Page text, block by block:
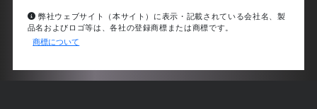
弊社ウェブサイト（本サイト）に表示・記載されている会社名、製
商標について